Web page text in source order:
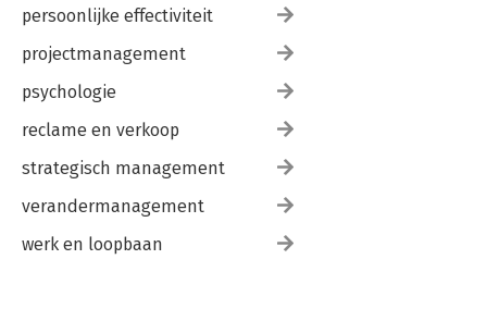
persoonlijke effectiviteit
projectmanagement
psychologie
reclame en verkoop
strategisch management
verandermanagement
werk en loopbaan